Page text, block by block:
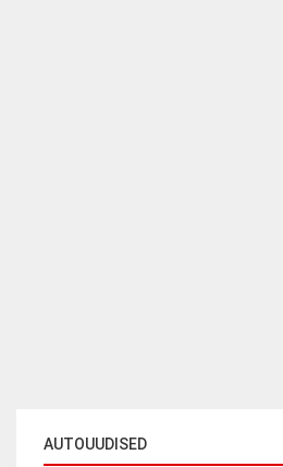
AUTOUUDISED